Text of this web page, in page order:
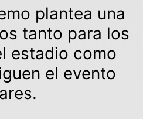
plantea una
tanto para los
estadio como
el evento